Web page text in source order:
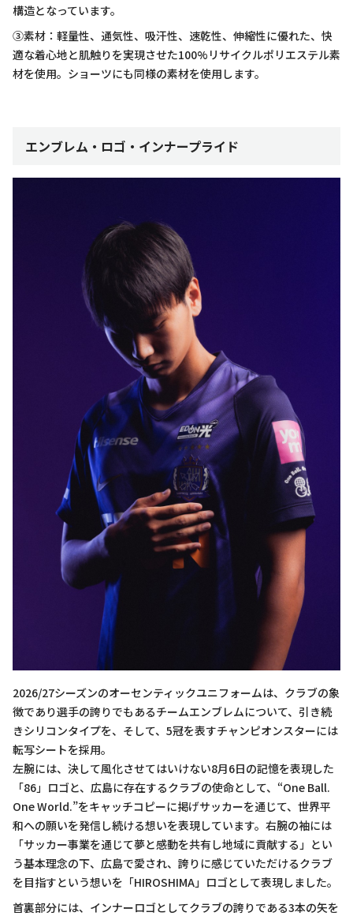
構造となっています。
③素材：軽量性、通気性、吸汗性、速乾性、伸縮性に優れた、快
適な着心地と肌触りを実現させた100%リサイクルポリエステル素
材を使用。ショーツにも同様の素材を使用します。
エンブレム・ロゴ・インナープライド
2026/27シーズンのオーセンティックユニフォームは、クラブの象
徴であり選手の誇りでもあるチームエンブレムについて、引き続
きシリコンタイプを、そして、5冠を表すチャンピオンスターには
転写シートを採用。
左腕には、決して風化させてはいけない8月6日の記憶を表現した
「86」ロゴと、広島に存在するクラブの使命として、“One Ball.
One World.”をキャッチコピーに掲げサッカーを通じて、世界平
和への願いを発信し続ける想いを表現しています。右腕の袖には
「サッカー事業を通じて夢と感動を共有し地域に貢献する」とい
う基本理念の下、広島で愛され、誇りに感じていただけるクラブ
を⽬指すという想いを「HIROSHIMA」ロゴとして表現しました。
首裏部分には、インナーロゴとしてクラブの誇りである3本の矢を